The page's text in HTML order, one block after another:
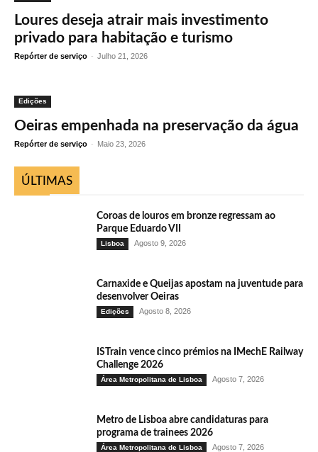
Loures deseja atrair mais investimento
privado para habitação e turismo
Repórter de serviço - Julho 21, 2026
Edições
Oeiras empenhada na preservação da água
Repórter de serviço - Maio 23, 2026
ÚLTIMAS
Coroas de louros em bronze regressam ao
Parque Eduardo VII
Lisboa Agosto 9, 2026
Carnaxide e Queijas apostam na juventude para
desenvolver Oeiras
Edições Agosto 8, 2026
ISTrain vence cinco prémios na IMechE Railway
Challenge 2026
Área Metropolitana de Lisboa Agosto 7, 2026
Metro de Lisboa abre candidaturas para
programa de trainees 2026
Área Metropolitana de Lisboa Agosto 7, 2026